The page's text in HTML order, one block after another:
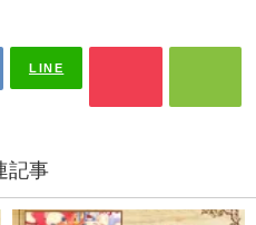
LINE
記事